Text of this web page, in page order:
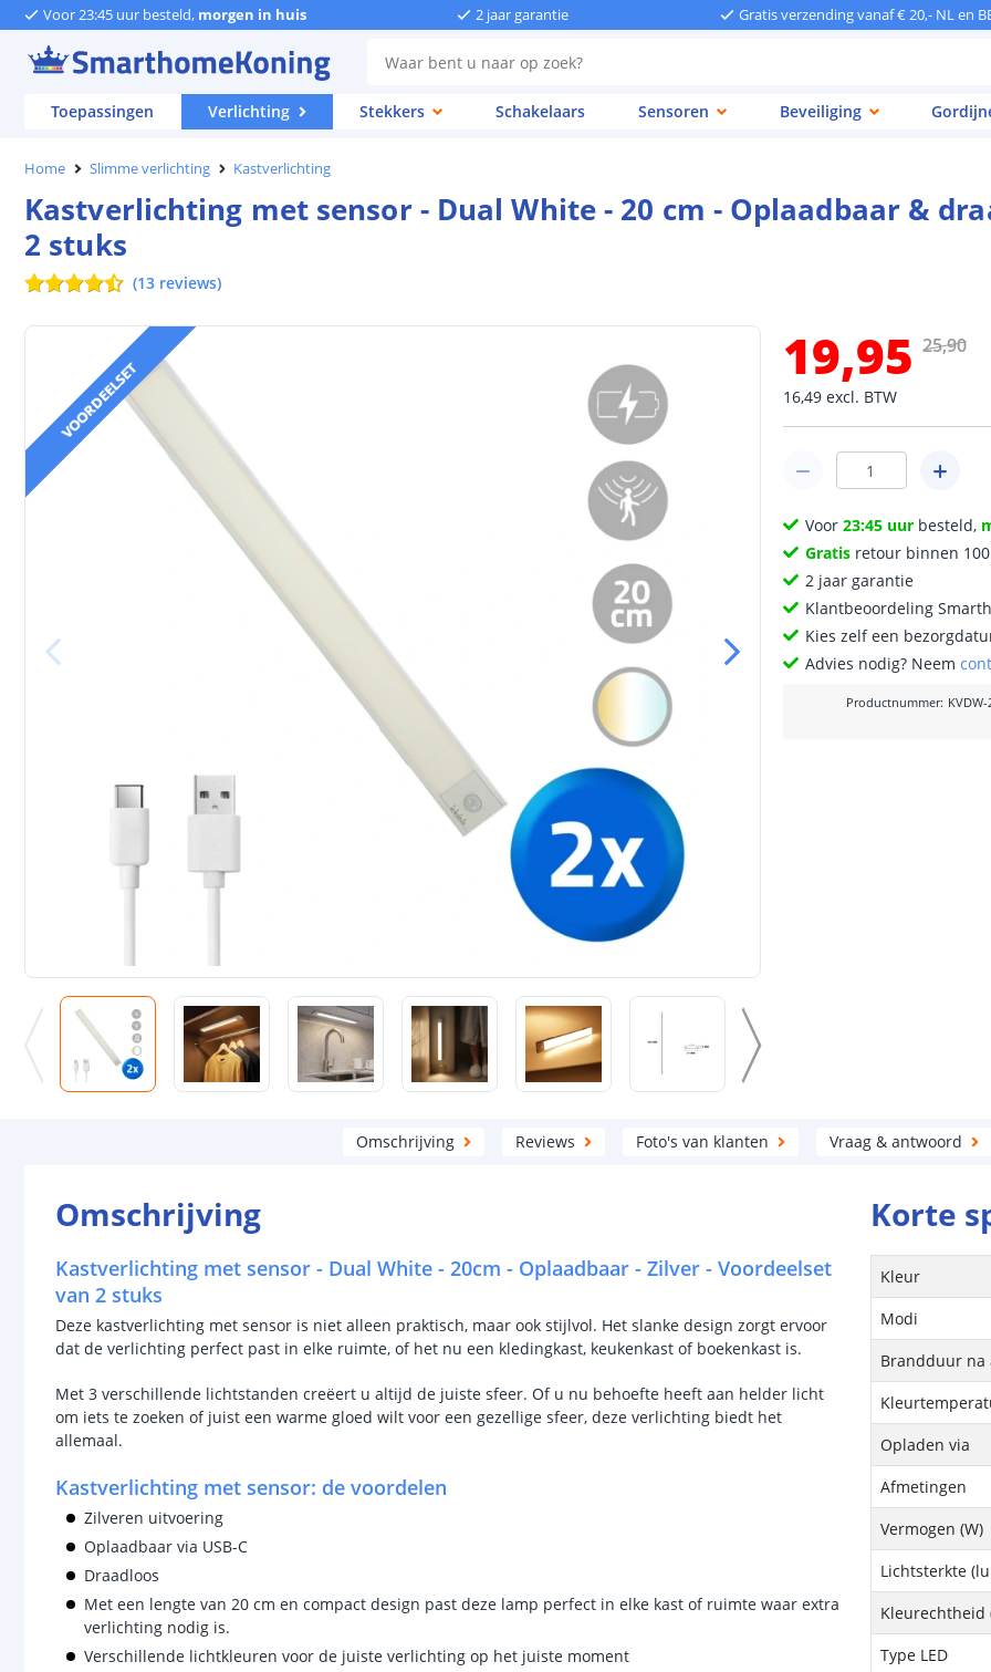
Voor 23:45 uur besteld, morgen in huis 2 jaar garantie Gratis verzending vanaf € 20,- NL en
Toepassingen Verlichting Stekkers Schakelaars Sensoren Beveiliging
Home Slimme verlichting Kastverlichting
Kastverlichting met sensor - Dual White - 20 cm - Oplaadbaar &
2 stuks
(13 reviews)
VOORDEELSET
19,95
16,49 excl. BTW
25,90
Voor23:45 uur besteld,
Gratis retour binnen
2 jaar garantie
Klantbeoordeling
Kies zelf een
Advies nodig? Neem
Productnummer:
Omschrijving Reviews Foto's van klanten Vraag & antwoord
Omschrijving
Kastverlichting met sensor - Dual White - 20cm - Oplaadbaar - Zilver - Voordeelset
van 2 stuks
Deze kastverlichting met sensor is niet alleen praktisch, maar ook stijlvol. Het slanke design zorgt ervoor
dat de verlichting perfect past in elke ruimte, of het nu een kledingkast, keukenkast of boekenkast is.
Met 3 verschillende lichtstanden creëert u altijd de juiste sfeer. Of u nu behoefte heeft aan helder licht
om iets te zoeken of juist een warme gloed wilt voor een gezellige sfeer, deze verlichting biedt het
allemaal.
Kastverlichting met sensor: de voordelen
Zilveren uitvoering
Oplaadbaar via USB-C
Draadloos
Met een lengte van 20 cm en compact design past deze lamp perfect in elke kast of ruimte waar extra
verlichting nodig is.
Verschillende lichtkleuren voor de juiste verlichting op het juiste moment
Korte
Kleur
Modi
Brandduur na
Opladen via
Afmetingen
Vermogen (W)
Lichtsterkte
Kleurechtheid
Type LED